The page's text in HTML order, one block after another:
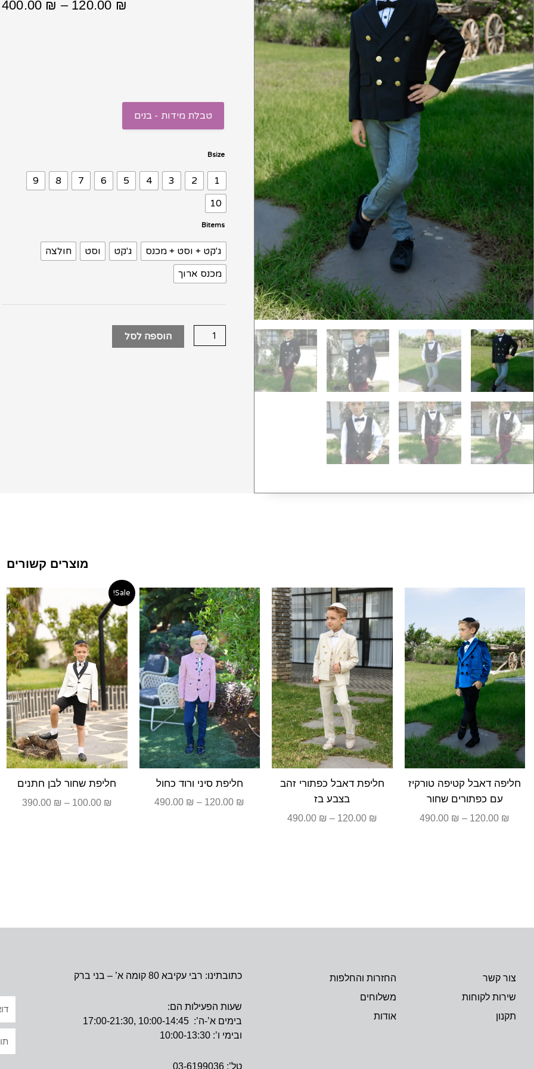
120.00 ₪
–
400.00 ₪
טבלת מידות - בנים
Bsize
1
2
3
4
5
6
7
8
9
10
Bitems
ג'קט + וסט + מכנס ג'קט וסט
חולצה
מכנס ארוך
כמות
חליפה
דאבל
שחור
עם
כפתורים
זהב
הוספה לסל
מוצרים קשורים
חליפה דאבל קטיפה טורקיז
עם כפתורים שחור
120.00 ₪
–
490.00 ₪
⁦120.00 ₪⁩
עד
⁦490.00 ₪⁩
חליפת דאבל כפתורי זהב
בצבע בז
120.00 ₪
–
490.00 ₪
טווח
מחירים:
⁦120.00 ₪⁩
עד
⁦490.00 ₪⁩
חליפת סיני ורוד כחול
120.00 ₪
–
490.00 ₪
טווח
מחירים:
⁦120.00 ₪⁩
עד
⁦490.00 ₪⁩
Sale!
חליפת שחור לבן חתנים
100.00 ₪
–
390.00 ₪
טווח
עד
⁦390.00 ₪⁩
צור קשר
שירות לקוחות
תקנון
החזרות והחלפות
משלוחים
אודות
כתובתינו: רבי עקיבא 80 קומה א’ – בני ברק
שעות הפעילות הם:
בימים א’-ה’: 10:00-14:45 ,17:00-21:30
ובימי ו’: 10:00-13:30
טל’: 03-6199036